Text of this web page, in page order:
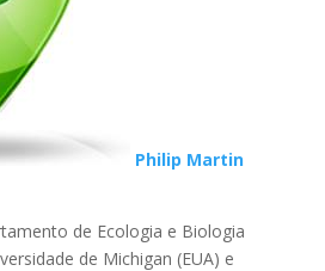
Philip Martin
de Ecologia e Biologia
de Michigan (EUA) e